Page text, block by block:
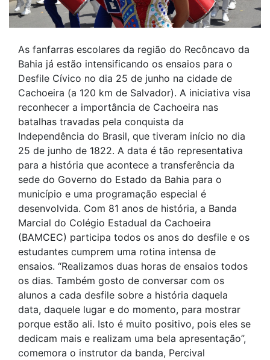
As fanfarras escolares da região do Recôncavo da
Bahia já estão intensificando os ensaios para o
Desfile Cívico no dia 25 de junho na cidade de
Cachoeira (a 120 km de Salvador). A iniciativa visa
reconhecer a importância de Cachoeira nas
batalhas travadas pela conquista da
Independência do Brasil, que tiveram início no dia
25 de junho de 1822. A data é tão representativa
para a história que acontece a transferência da
sede do Governo do Estado da Bahia para o
município e uma programação especial é
desenvolvida. Com 81 anos de história, a Banda
Marcial do Colégio Estadual da Cachoeira
(BAMCEC) participa todos os anos do desfile e os
estudantes cumprem uma rotina intensa de
ensaios. “Realizamos duas horas de ensaios todos
os dias. Também gosto de conversar com os
alunos a cada desfile sobre a história daquela
data, daquele lugar e do momento, para mostrar
porque estão ali. Isto é muito positivo, pois eles se
dedicam mais e realizam uma bela apresentação”,
comemora o instrutor da banda, Percival